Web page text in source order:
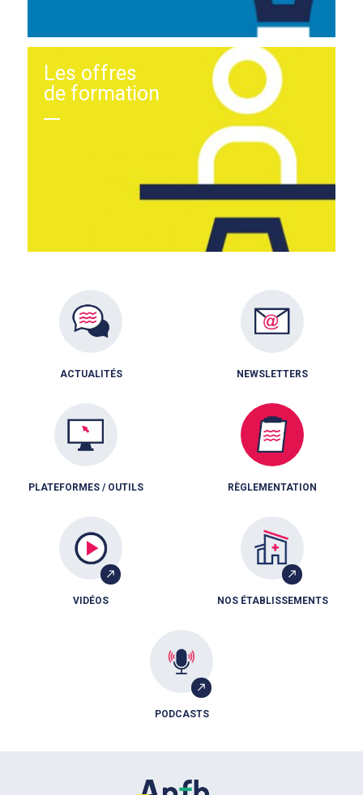
Les offres
de formation
ACTUALITÉS NEWSLETTERS
PLATEFORMES / OUTILS RÈGLEMENTATION
VIDÉOS NOS ÉTABLISSEMENTS
PODCASTS